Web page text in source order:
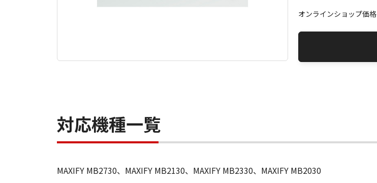
オンラインショップ価格
対応機種一覧
MAXIFY MB2730、MAXIFY MB2130、MAXIFY MB2330、MAXIFY MB2030